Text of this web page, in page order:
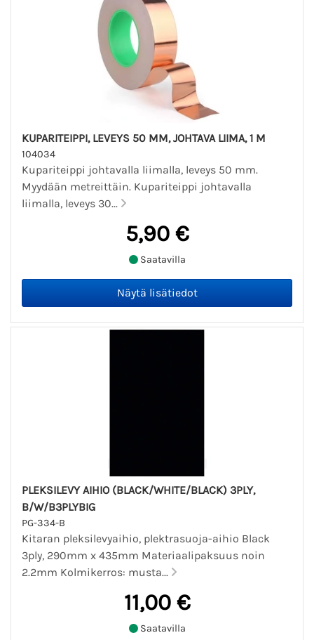
KUPARITEIPPI, LEVEYS 50 MM, JOHTAVA LIIMA, 1 M
104034
Kupariteippi johtavalla liimalla, leveys 50 mm.
Myydään metreittäin. Kupariteippi johtavalla
liimalla, leveys 30...
5,90 €
Saatavilla
PLEKSILEVY AIHIO (BLACK/WHITE/BLACK) 3PLY,
B/W/B3PLYBIG
PG-334-B
Kitaran pleksilevyaihio, plektrasuoja-aihio Black
3ply, 290mm x 435mm Materiaalipaksuus noin
2.2mm Kolmikerros: musta...
11,00 €
Saatavilla